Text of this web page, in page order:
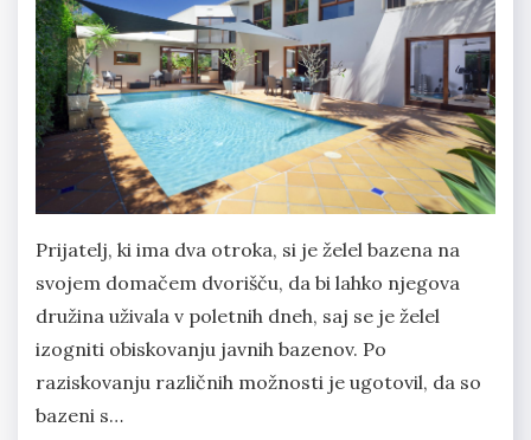
Prijatelj, ki ima dva otroka, si je želel bazena na
svojem domačem dvorišču, da bi lahko njegova
družina uživala v poletnih dneh, saj se je želel
izogniti obiskovanju javnih bazenov. Po
raziskovanju različnih možnosti je ugotovil, da so
bazeni s…